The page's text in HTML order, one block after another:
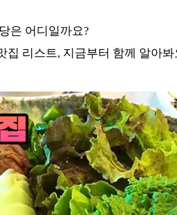
은 어디일까요?
집 리스트, 지금부터 함께 알아봐